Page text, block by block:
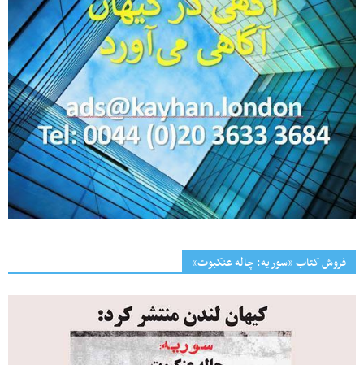
فروش کتاب «سوریه: چاله عنکبوت»